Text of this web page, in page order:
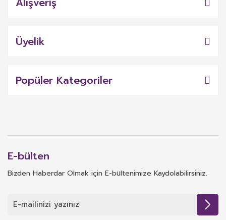
Üyelik
Popüler Kategoriler
E-bülten
Bizden Haberdar Olmak için E-bültenimize Kaydolabilirsiniz.